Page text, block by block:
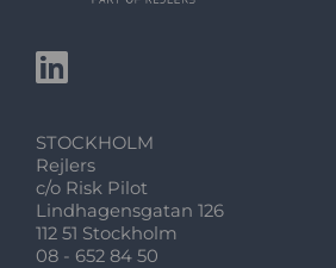
STOCKHOLM
Rejlers
c/o Risk Pilot
Lindhagensgatan 126
112 51 Stockholm
08 - 652 84 50